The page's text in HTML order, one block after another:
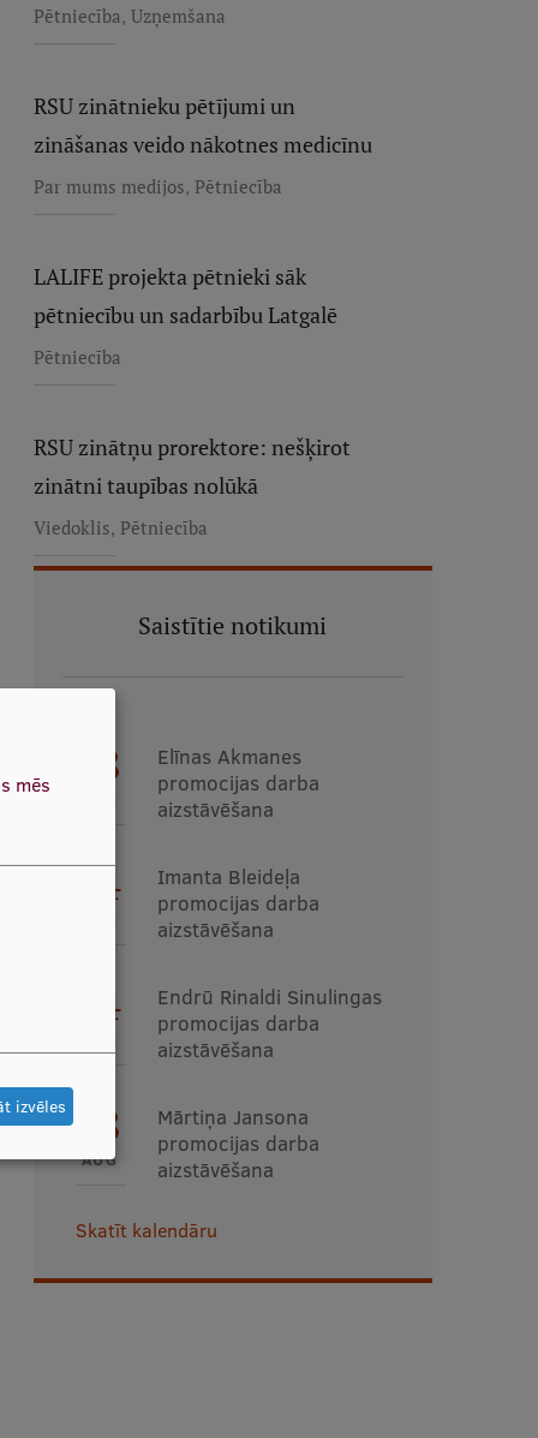
Pētniecība, Uzņemšana
RSU zinātnieku pētījumi un
zināšanas veido nākotnes medicīnu
Par mums medijos, Pētniecība
LALIFE projekta pētnieki sāk
pētniecību un sadarbību Latgalē
Pētniecība
RSU zinātņu prorektore: nešķirot
zinātni taupības nolūkā
Viedoklis, Pētniecība
Saistītie notikumi
18
Elīnas Akmanes
promocijas darba
aizstāvēšana
24
Imanta Bleideļa
promocijas darba
aizstāvēšana
24
Endrū Rinaldi Sinulingas
promocijas darba
aizstāvēšana
28
AUG
Mārtiņa Jansona
promocijas darba
aizstāvēšana
Skatīt kalendāru
mēs
izvēles